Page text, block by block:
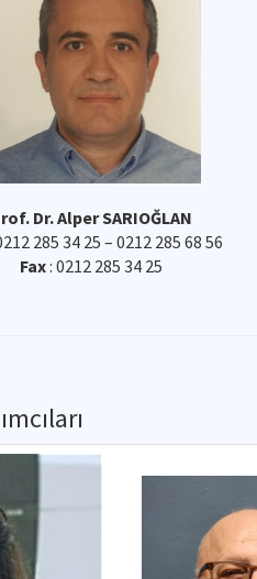
Dr. Alper SARIOĞLAN
285 34 25 – 0212 285 68 56
Fax: 0212 285 34 25